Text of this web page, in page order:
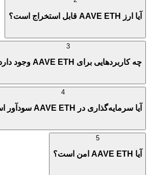
آیا ارز AAVE ETH قابل استخراج است؟
چه کاربردهایی برای AAVE ETH وجود دارد؟
آیا سرمایه‌گذاری در AAVE ETH سودآور است؟
آیا AAVE ETH امن است؟